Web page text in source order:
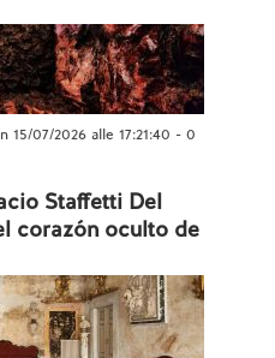
15/07/2026 alle 17:21:40 -0
Staffetti Del
corazón oculto de